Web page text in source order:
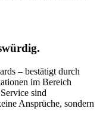
– bestätigt durch
im Bereich
sind
Ansprüche, sondern